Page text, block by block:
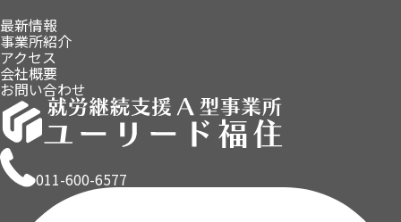
最新情報
事業所紹介
アクセス
会社概要
お問い合わせ
011-600-6577